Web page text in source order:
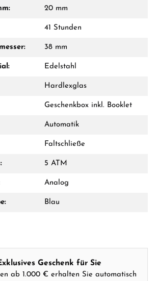
10:00 – 17:00 - Sam: 10:00 - 14:00
€ Bestellwert erhalten Sie ein
20 mm
41 Stunden
38 mm
Edelstahl
Hardlexglas
Geschenkbox inkl. Booklet
Automatik
Faltschließe
5 ATM
Analog
Blau
Geschenk für Sie
ab 1.000 € erhalten Sie automatisch